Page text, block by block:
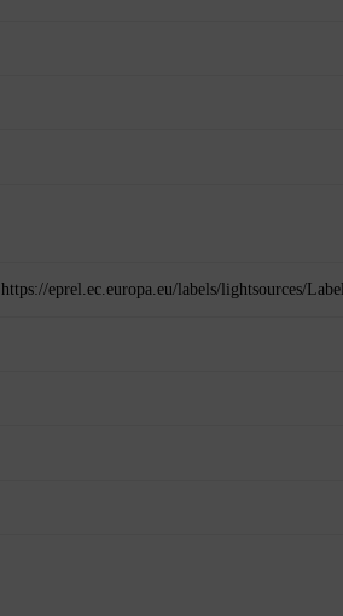
https://eprel.ec.europa.eu/labels/lightsources/